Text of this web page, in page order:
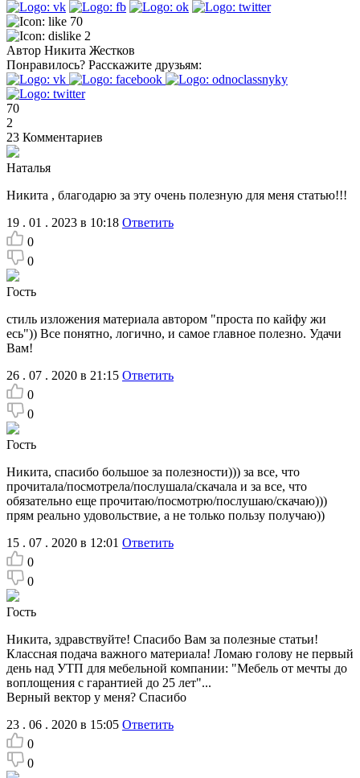
70
2
Автор Никита Жестков
Понравилось? Расскажите друзьям:
70
2
23 Комментариев
Наталья
Никита , благодарю за эту очень полезную для меня статью!!!
19 . 01 . 2023 в 10:18 Ответить
0
0
Гость
стиль изложения материала автором "проста по кайфу жи
есь")) Все понятно, логично, и самое главное полезно. Удачи
Вам!
26 . 07 . 2020 в 21:15 Ответить
0
0
Гость
Никита, спасибо большое за полезности))) за все, что
прочитала/посмотрела/послушала/скачала и за все, что
обязательно еще прочитаю/посмотрю/послушаю/скачаю)))
прям реально удовольствие, а не только пользу получаю))
15 . 07 . 2020 в 12:01 Ответить
0
0
Гость
Никита, здравствуйте! Спасибо Вам за полезные статьи!
Классная подача важного материала! Ломаю голову не первый
день над УТП для мебельной компании: "Мебель от мечты до
воплощения с гарантией до 25 лет"...
Верный вектор у меня? Спасибо
23 . 06 . 2020 в 15:05 Ответить
0
0